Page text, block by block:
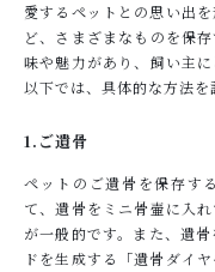
愛するペットとの思い出
ど、さまざまなものを保
味や魅力があり、飼い主
以下では、具体的な方法を
1.ご遺骨
ペットのご遺骨を保存す
て、遺骨をミニ骨壷に入
が一般的です。また、遺
ドを生成する「遺骨ダイ